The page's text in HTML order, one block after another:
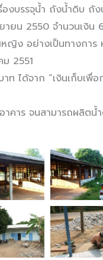
องบรรจุน้ำ ถังน้ำดิบ ถั
ายน 2550 จำนวนเงิน
ญิง อย่างเป็นทางการ
2551
ท ได้จาก “เงินเก็บเพื่
อาคาร จนสามารถผลิต